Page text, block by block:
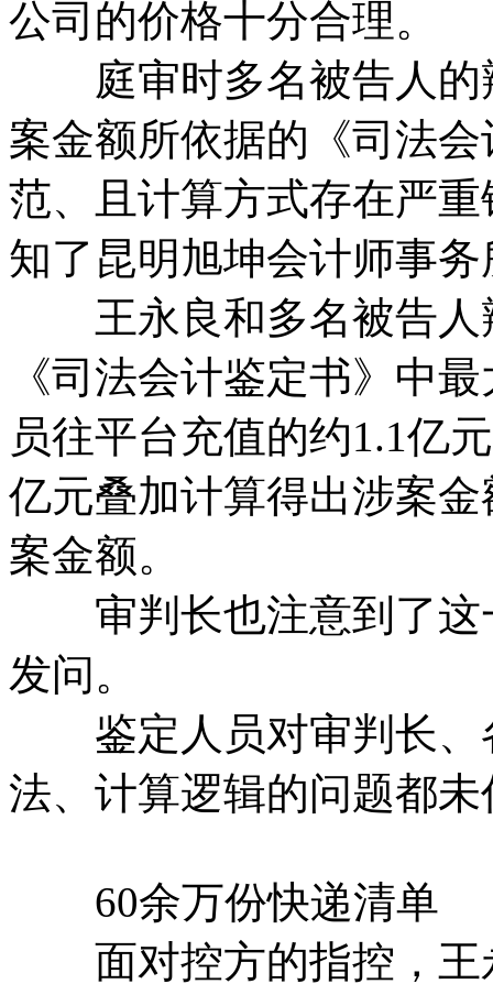
公司的价格十分合理。
庭审时多名被告人的
案金额所依据的《司法
范、且计算方式存在严
知了昆明旭坤会计师事
王永良和多名被告人
《司法会计鉴定书》中
员往平台充值的约1.1亿
亿元叠加计算得出涉案
案金额。
审判长也注意到了这
发问。
鉴定人员对审判长、
法、计算逻辑的问题都
60余万份快递清单
面对控方的指控，王